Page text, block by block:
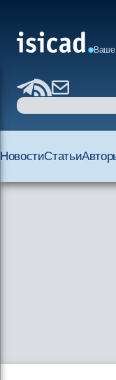
Ваше
НовостиСтатьи